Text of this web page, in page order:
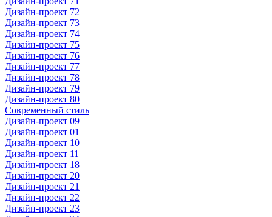
Дизайн-проект 72
Дизайн-проект 73
Дизайн-проект 74
Дизайн-проект 75
Дизайн-проект 76
Дизайн-проект 77
Дизайн-проект 78
Дизайн-проект 79
Дизайн-проект 80
Современный стиль
Дизайн-проект 09
Дизайн-проект 01
Дизайн-проект 10
Дизайн-проект 11
Дизайн-проект 18
Дизайн-проект 20
Дизайн-проект 21
Дизайн-проект 22
Дизайн-проект 23